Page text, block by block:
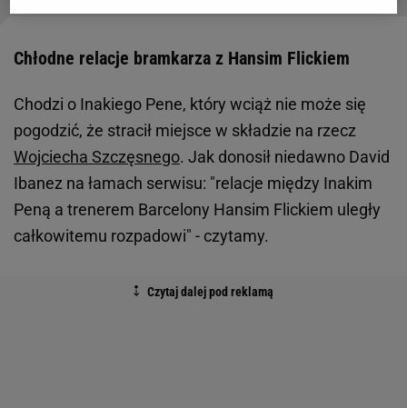
Chłodne relacje bramkarza z Hansim Flickiem
Chodzi o Inakiego Pene, który wciąż nie może się
pogodzić, że stracił miejsce w składzie na rzecz
Wojciecha Szczęsnego. Jak donosił niedawno David
Ibanez na łamach serwisu: "relacje między Inakim
Peną a trenerem Barcelony Hansim Flickiem uległy
całkowitemu rozpadowi" - czytamy.